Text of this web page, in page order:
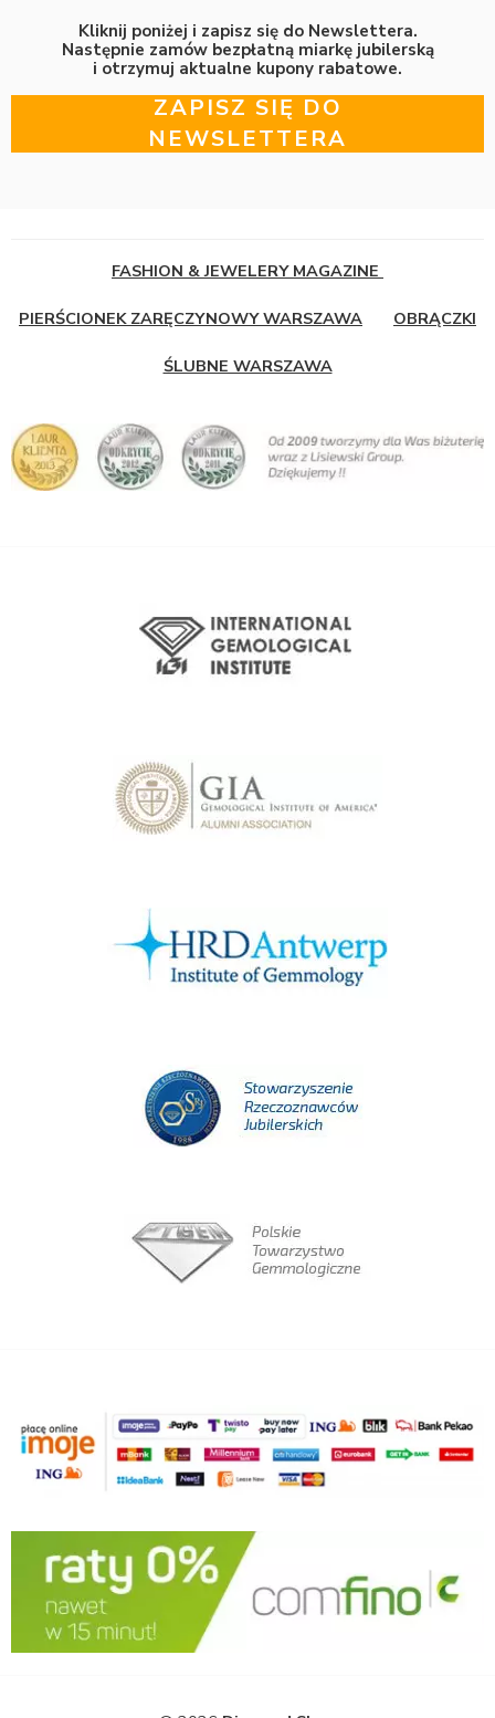
Kliknij poniżej i zapisz się do Newslettera.
Następnie zamów bezpłatną miarkę jubilerską
i otrzymuj aktualne kupony rabatowe.
ZAPISZ SIĘ DO
NEWSLETTERA
FASHION & JEWELERY MAGAZINE
PIERŚCIONEK ZARĘCZYNOWY WARSZAWA OBRĄCZKI
ŚLUBNE WARSZAWA